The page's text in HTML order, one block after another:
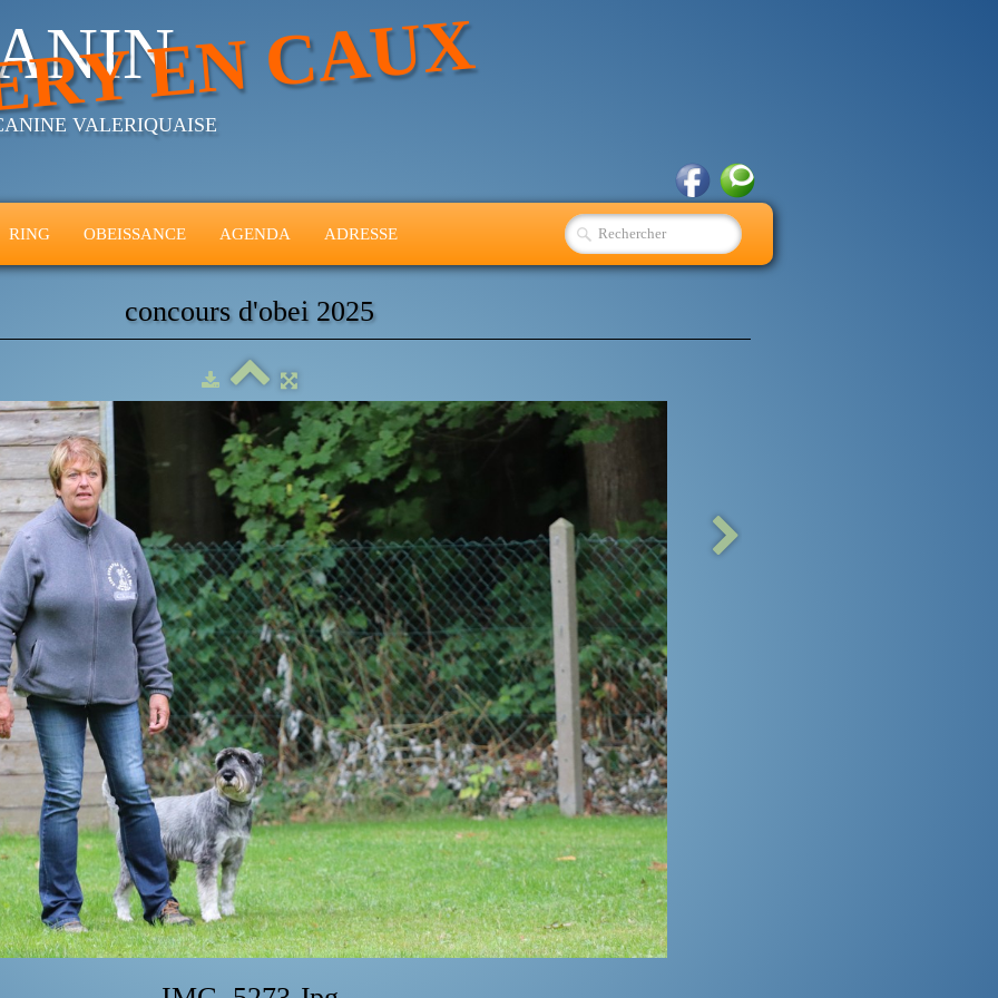
EN CAUX
VALERIQUAISE
RING OBEISSANCE AGENDA ADRESSE
concours d'obei 2025